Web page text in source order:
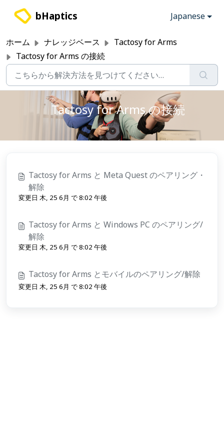
bHaptics Japanese
ホーム ナレッジベース
Tactosy for Arms
Tactosy for Arms の接続
Tactosy for Arms の接続
Tactosy for Arms と Meta Quest のペアリング・
解除
変更日 木, 25 6月 で 8:02 午後
Tactosy for Arms と Windows PC のペアリング/
解除
変更日 木, 25 6月 で 8:02 午後
Tactosy for Arms とモバイルのペアリング/解除
変更日 木, 25 6月 で 8:02 午後